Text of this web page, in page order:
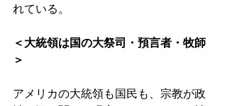
れている。
＜大統領は国の大祭司・預言者・牧師
＞
アメリカの大統領も国民も、宗教が政